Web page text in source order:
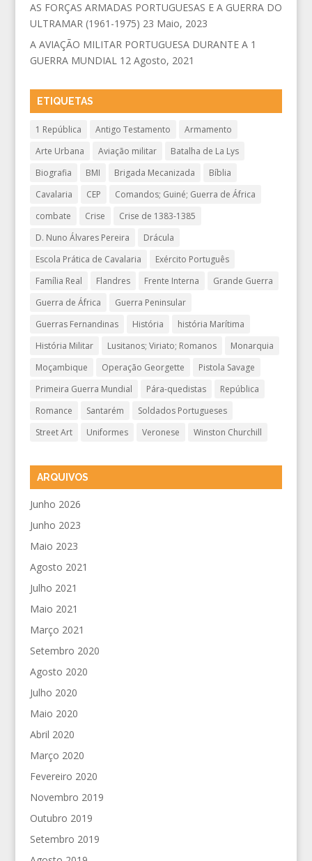
AS FORÇAS ARMADAS PORTUGUESAS E A GUERRA DO
ULTRAMAR (1961-1975) 23 Maio, 2023
A AVIAÇÃO MILITAR PORTUGUESA DURANTE A 1
GUERRA MUNDIAL 12 Agosto, 2021
ETIQUETAS
1 República Antigo Testamento
Armamento
Arte Urbana
Aviação militar
Batalha de La Lys
Biografia
BMI Brigada Mecanizada
Bíblia
Cavalaria
CEP
Comandos; Guiné; Guerra de África
combate
Crise
Crise de 1383-1385
D. Nuno Álvares Pereira
Drácula
Escola Prática de Cavalaria
Exército Português
Família Real
Flandres Frente Interna
Grande Guerra
Guerra de África
Guerra Peninsular
Guerras Fernandinas
História
história Marítima
História Militar
Lusitanos; Viriato; Romanos
Monarquia
Moçambique
Operação Georgette
Pistola Savage
Primeira Guerra Mundial
Pára-quedistas
República
Romance
Santarém
Soldados Portugueses
Street Art
Uniformes Veronese Winston Churchill
ARQUIVOS
Junho 2026
Junho 2023
Maio 2023
Agosto 2021
Julho 2021
Maio 2021
Março 2021
Setembro 2020
Agosto 2020
Julho 2020
Maio 2020
Abril 2020
Março 2020
Fevereiro 2020
Novembro 2019
Outubro 2019
Setembro 2019